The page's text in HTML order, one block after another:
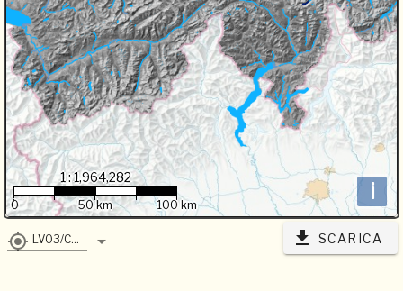
i
1 : 1,964,282
0 50 km 100 km
LV03/CH1903 SCARICA